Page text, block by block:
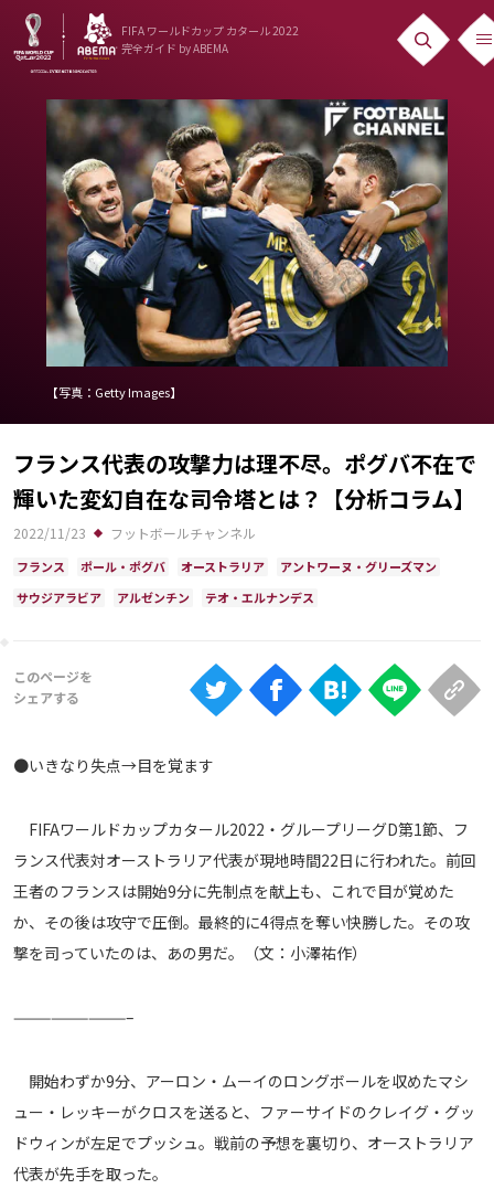
FIFA ワールドカップ カタール 2022
完全ガイド by ABEMA
ニュース
News
出場国
Teams
日本代表
Team Japan
日程・結果
Schedule
ランキング
Ranking
大会について
About
視聴方法
ABEMAの視聴について
Web
TV
【写真：Getty Images】
フランス代表の攻撃力は理不尽。ポグバ不在で
輝いた変幻自在な司令塔とは？【分析コラム】
2022/11/23 フットボールチャンネル
フランス ポール・ポグバ オーストラリア
アントワーヌ・グリーズマン
サウジアラビア
アルゼンチン テオ・エルナンデス
●いきなり失点→目を覚ます
FIFAワールドカップカタール2022・グループリーグD第1節、フ
ランス代表対オーストラリア代表が現地時間22日に行われた。前回
王者のフランスは開始9分に先制点を献上も、これで目が覚めた
か、その後は攻守で圧倒。最終的に4得点を奪い快勝した。その攻
撃を司っていたのは、あの男だ。（文：小澤祐作）
—————————–
開始わずか9分、アーロン・ムーイのロングボールを収めたマシ
ュー・レッキーがクロスを送ると、ファーサイドのクレイグ・グッ
ドウィンが左足でプッシュ。戦前の予想を裏切り、オーストラリア
代表が先手を取った。